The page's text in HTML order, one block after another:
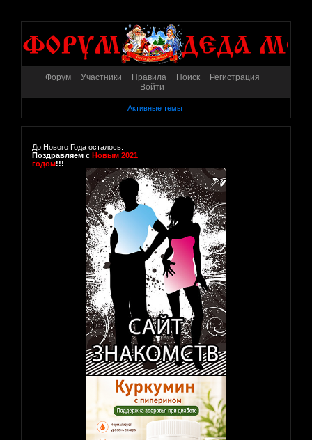
Форум Участники Правила Поиск
Регистрация
Войти
Активные темы
До Нового Года осталось:
Поздравляем с Новым 2021
годом!!!